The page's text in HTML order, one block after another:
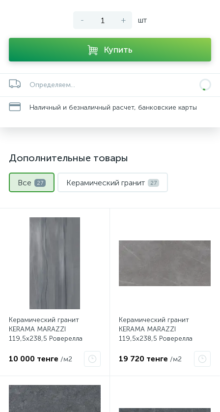
- + шт
Купить
Определяем...
Наличный и безналичный расчет, банковские карты
Дополнительные товары
Все 27 Керамический гранит 27
Керамический гранит
KERAMA MARAZZI
119,5х238,5 Роверелла
DL590400R
10 000 тенге /м2
Керамический гранит
KERAMA MARAZZI
119,5х238,5 Роверелла
DL590500R
19 720 тенге /м2